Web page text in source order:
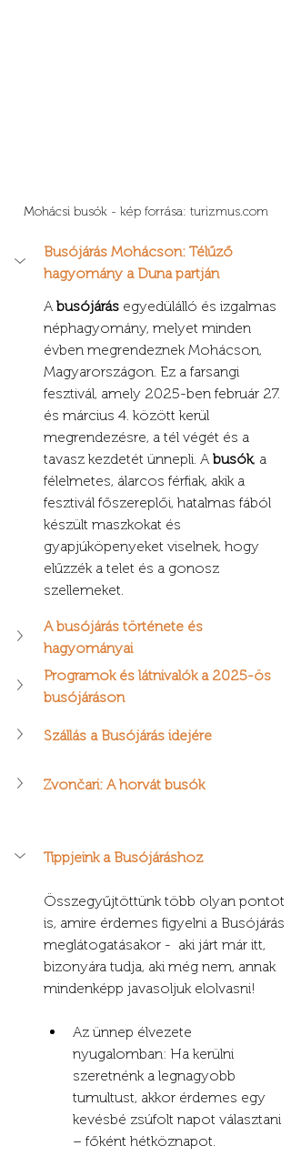
Mohácsi busók - kép forrása: turizmus.com
Busójárás Mohácson: Télűző
hagyomány a Duna partján
A busójárás egyedülálló és izgalmas
néphagyomány, melyet minden
évben megrendeznek Mohácson,
Magyarországon. Ez a farsangi
fesztivál, amely 2025-ben február 27.
és március 4. között kerül
megrendezésre, a tél végét és a
tavasz kezdetét ünnepli. A busók, a
félelmetes, álarcos férfiak, akik a
fesztivál főszereplői, hatalmas fából
készült maszkokat és
gyapjúköpenyeket viselnek, hogy
elűzzék a telet és a gonosz
szellemeket.
A busójárás története és
hagyományai
Programok és látnivalók a 2025-ös
busójáráson
Szállás a Busójárás idejére
Zvončari: A horvát busók
Tippjeink a Busójáráshoz
Összegyűjtöttünk több olyan pontot
is, amire érdemes figyelni a Busójárás
meglátogatásakor -  aki járt már itt,
bizonyára tudja, aki még nem, annak
mindenképp javasoljuk elolvasni!
Az ünnep élvezete
nyugalomban: Ha kerülni
szeretnénk a legnagyobb
tumultust, akkor érdemes egy
kevésbé zsúfolt napot választani
– főként hétköznapot.